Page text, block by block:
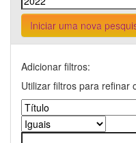
Iniciar uma nova
Adicionar filtros:
Utilizar filtros para refinar